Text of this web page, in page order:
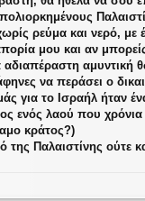
ρεύμα και νερό,
μου και αν
αδιαπέραστη
να περάσει ο
για το Ισραήλ ήταν
ενός λαού που
κράτος?)
Παλαιστίνης ούτε